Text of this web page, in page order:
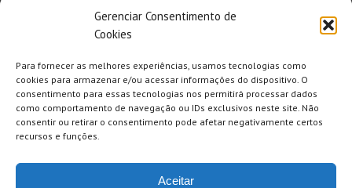
Gerenciar Consentimento de
Cookies
Para fornecer as melhores experiências, usamos tecnologias como
cookies para armazenar e/ou acessar informações do dispositivo. O
consentimento para essas tecnologias nos permitirá processar dados
como comportamento de navegação ou IDs exclusivos neste site. Não
consentir ou retirar o consentimento pode afetar negativamente certos
recursos e funções.
Aceitar
Bairro Bom Pastor
Varginha, MG, CEP 37014-250
E-mail:
saaesul@saaesul.com.br
Clique aqui para se inscrever e